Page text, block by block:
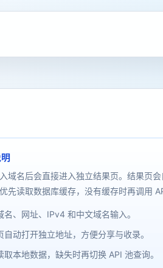
域名后会直接进入独立结果页。结果页
先读取数据库缓存，没有缓存时再调用
名、网址、IPv4 和中文域名输入。
自动打开独立地址，方便分享与收录。
取本地数据，缺失时再切换 API 池查询。